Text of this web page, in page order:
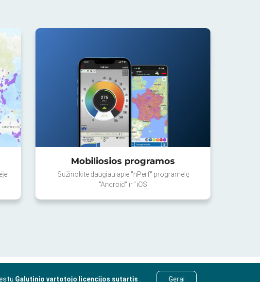
Mobiliosios programos
Sužinokite daugiau apie "nPerf" programėlę
"Android" ir "iOS
Galutinio vartotojo licencijos sutartis Gerai